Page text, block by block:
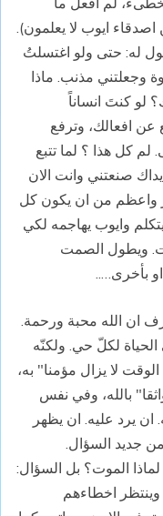
ايوب لا يعلمون).
له: حتى ولو اغتسلتُ
وجعلتني مذنب. ماذا
لو كنتَ انساناً
افعالك، وترفع
كل هذا ؟ لما تتبع
صنعتني وانت الان
واعظم من ان يكون كل
وايوب يهاجمه لكي
ويطول الصمت
بأخرى…..
ان الله محبة ورحمة.
لكلّ حي. ولكنّه
لا يزال مؤمنا" به،
بالله، وفي نفس
يرد عليه. ان يظهر
جديد السؤال.
لماذا الموت؟ بل السؤال:
وينتظر اخطاءهم